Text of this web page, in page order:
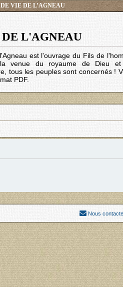
VIE DE L’AGNEAU
L'AGNEAU
est l'ouvrage du Fils de
venue du royaume de Dieu
tous les peuples sont concernés !
PDF.
Nous